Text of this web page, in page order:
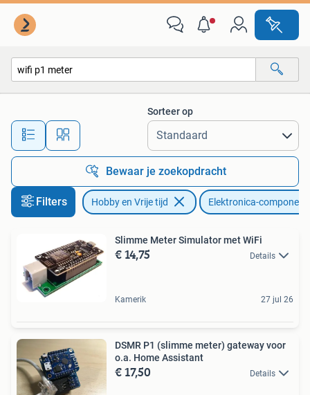
Alle afstanden…
Sorteer op
Bewaar je zoekopdracht
Filters Hobby en Vrije tijd Elektronica-
Slimme Meter Simulator met WiFi
€ 14,75 Details
Kamerik 27 jul 26
DSMR P1 (slimme meter) gateway voor
o.a. Home Assistant
€ 17,50 Details